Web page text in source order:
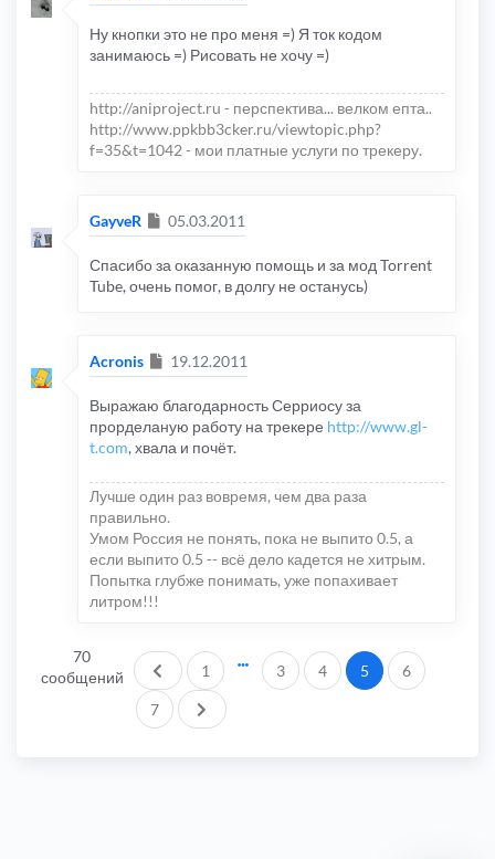
Ну кнопки это не про меня =) Я ток кодом
занимаюсь =) Рисовать не хочу =)
http://aniproject.ru - перспектива... велком епта..
http://www.ppkbb3cker.ru/viewtopic.php?
f=35&t=1042 - мои платные услуги по трекеру.
GayveR Сообщение
05.03.2011
Спасибо за оказанную помощь и за мод Torrent
Tube, очень помог, в долгу не останусь)
Acronis Сообщение
19.12.2011
Выражаю благодарность Серриосу за
прорделаную работу на трекере http://www.gl-
t.com, хвала и почёт.
Лучше один раз вовремя, чем два раза
правильно.
Умом Россия не понять, пока не выпито 0.5, а
если выпито 0.5 -- всё дело кадется не хитрым.
Попытка глубже понимать, уже попахивает
литром!!!
70
сообщений
Пред.
1 3 4 5 6
7 След.